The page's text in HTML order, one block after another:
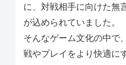
に、対戦相手に向けた無
が込められていました。
そんなゲーム文化の中で
戦やプレイをより快適に